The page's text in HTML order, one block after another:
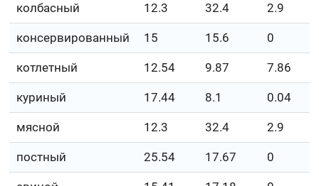
колбасный 12.3 32.4 2.9
консервированный 15 15.6 0
котлетный 12.54 9.87 7.86
куриный 17.44 8.1 0.04
мясной 12.3 32.4 2.9
постный 25.54 17.67 0